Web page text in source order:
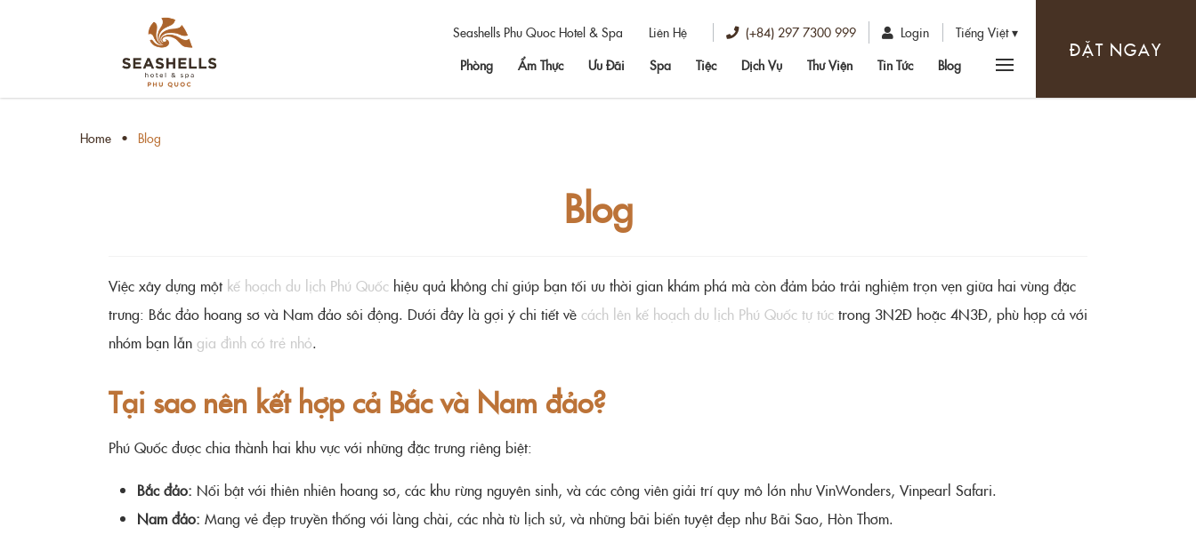
Seashells Phu Quoc Hotel & Spa Liên Hệ (+84) 297 7300 999 Login
Tiếng Việt
Phòng
Ẩm Thực Ưu Đãi Spa Tiệc Dịch Vụ Thư Viện Tin Tức Blog
ĐẶT NGAY
Home Blog
Blog
Việc xây dựng một kế hoạch du lịch Phú Quốc hiệu quả không chỉ giúp bạn tối ưu thời gian khám phá mà còn đảm bảo trải nghiệm trọn vẹn giữa hai vùng đặc
trưng: Bắc đảo hoang sơ và Nam đảo sôi động. Dưới đây là gợi ý chi tiết về cách lên kế hoạch du lịch Phú Quốc tự túc trong 3N2Đ hoặc 4N3Đ, phù hợp cả với
nhóm bạn lẫn gia đình có trẻ nhỏ.
Tại sao nên kết hợp cả Bắc và Nam đảo?
Phú Quốc được chia thành hai khu vực với những đặc trưng riêng biệt:
Bắc đảo: Nổi bật với thiên nhiên hoang sơ, các khu rừng nguyên sinh, và các công viên giải trí quy mô lớn như VinWonders, Vinpearl Safari.
Nam đảo: Mang vẻ đẹp truyền thống với làng chài, các nhà tù lịch sử, và những bãi biển tuyệt đẹp như Bãi Sao, Hòn Thơm.